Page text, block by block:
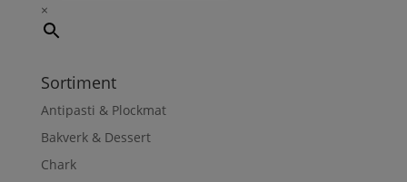
×
Sortiment
Antipasti & Plockmat
Bakverk & Dessert
Chark